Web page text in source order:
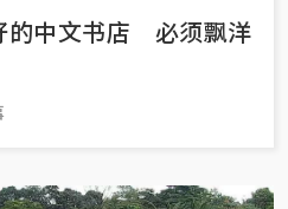
的中文书店 必须飘洋